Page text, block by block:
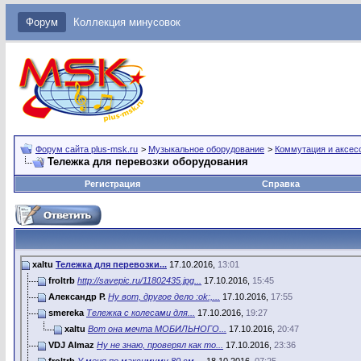
Форум Коллекция минусовок
Форум сайта plus-msk.ru > Музыкальное оборудование > Коммутация и
Тележка для перевозки оборудования
Регистрация Справка
xaltu Тележка для перевозки... 17.10.2016, 13:01
froltrb http://savepic.ru/11802435.jpg... 17.10.2016, 15:45
Александр Р. Ну вот, другое дело :ok:,... 17.10.2016, 17:55
smereka Тележка с колесами для... 17.10.2016, 19:27
xaltu Вот она мечта МОБИЛЬНОГО... 17.10.2016, 20:47
VDJ Almaz Ну не знаю, проверял как то... 17.10.2016, 23:36